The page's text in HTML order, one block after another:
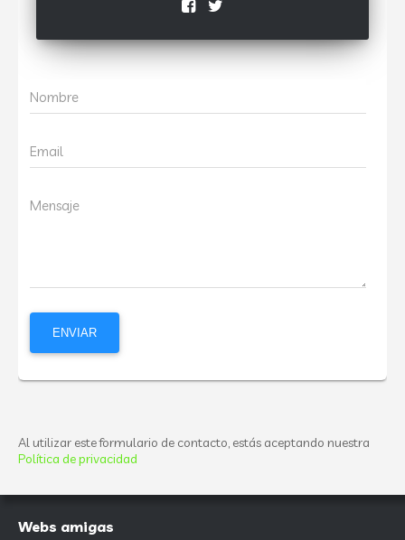
Nombre
Email
Mensaje
Al utilizar este formulario de contacto, estás aceptando nuestra
Política de privacidad
Webs amigas